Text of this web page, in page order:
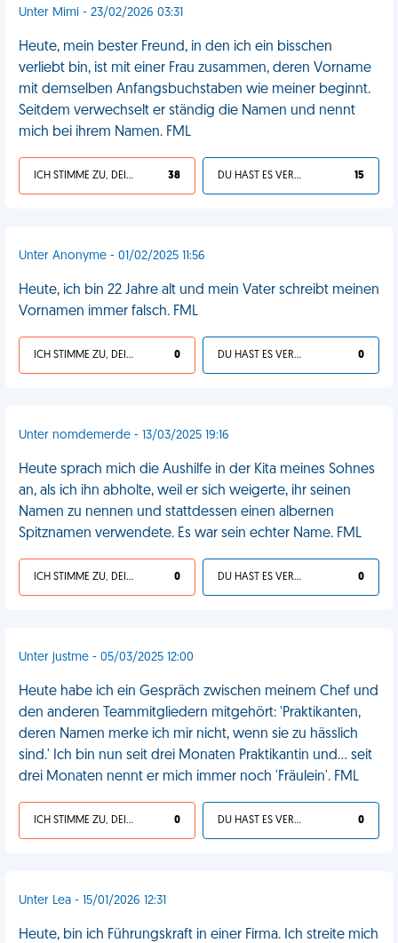
Unter Mimi - 23/02/2026 03:31
Heute, mein bester Freund, in den ich ein bisschen
verliebt bin, ist mit einer Frau zusammen, deren Vorname
mit demselben Anfangsbuchstaben wie meiner beginnt.
Seitdem verwechselt er ständig die Namen und nennt
mich bei ihrem Namen. FML
ICH STIMME ZU, DEIN LEBEN IST SCHEISSE 38 DU HAST ES VERDIENT 15
Unter Anonyme - 01/02/2025 11:56
Heute, ich bin 22 Jahre alt und mein Vater schreibt meinen
Vornamen immer falsch. FML
ICH STIMME ZU, DEIN LEBEN IST SCHEISSE 0 DU HAST ES VERDIENT 0
Unter nomdemerde - 13/03/2025 19:16
Heute sprach mich die Aushilfe in der Kita meines Sohnes
an, als ich ihn abholte, weil er sich weigerte, ihr seinen
Namen zu nennen und stattdessen einen albernen
Spitznamen verwendete. Es war sein echter Name. FML
ICH STIMME ZU, DEIN LEBEN IST SCHEISSE 0 DU HAST ES VERDIENT 0
Unter justme - 05/03/2025 12:00
Heute habe ich ein Gespräch zwischen meinem Chef und
den anderen Teammitgliedern mitgehört: 'Praktikanten,
deren Namen merke ich mir nicht, wenn sie zu hässlich
sind.' Ich bin nun seit drei Monaten Praktikantin und... seit
drei Monaten nennt er mich immer noch 'Fräulein'. FML
ICH STIMME ZU, DEIN LEBEN IST SCHEISSE 0 DU HAST ES VERDIENT 0
Unter Lea - 15/01/2026 12:31
Heute, bin ich Führungskraft in einer Firma. Ich streite mich